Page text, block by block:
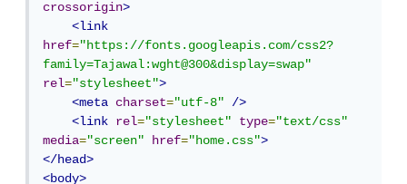
crossorigin>
<link
href="https://fonts.googleapis.com/css2?
family=Tajawal:wght@300&display=swap"
rel="stylesheet">
<meta
charset="utf-8"
/>
<link
rel="stylesheet" type="text/css"
media="screen" href="home.css">
</head>
<body>